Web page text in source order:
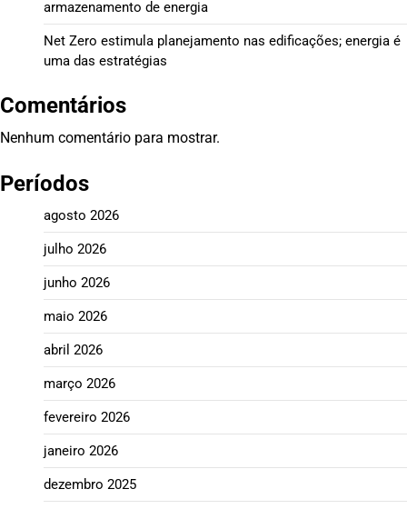
armazenamento de energia
Net Zero estimula planejamento nas edificações; energia é
uma das estratégias
Comentários
Nenhum comentário para mostrar.
Períodos
agosto 2026
julho 2026
junho 2026
maio 2026
abril 2026
março 2026
fevereiro 2026
janeiro 2026
dezembro 2025